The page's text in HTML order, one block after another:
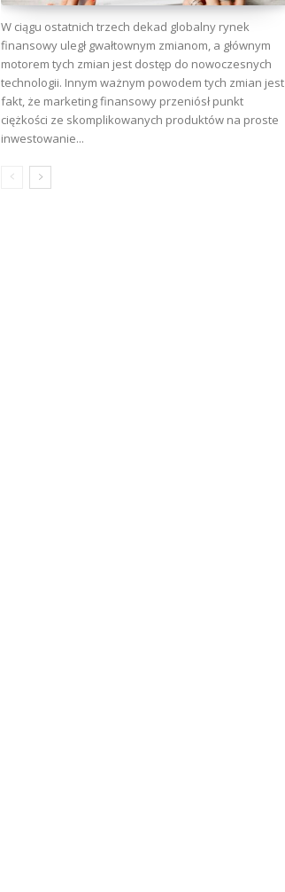
W ciągu ostatnich trzech dekad globalny rynek
finansowy uległ gwałtownym zmianom, a głównym
motorem tych zmian jest dostęp do nowoczesnych
technologii. Innym ważnym powodem tych zmian jest
fakt, że marketing finansowy przeniósł punkt
ciężkości ze skomplikowanych produktów na proste
inwestowanie...